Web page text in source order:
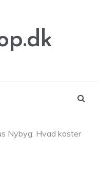
Nybyg: Hvad koster